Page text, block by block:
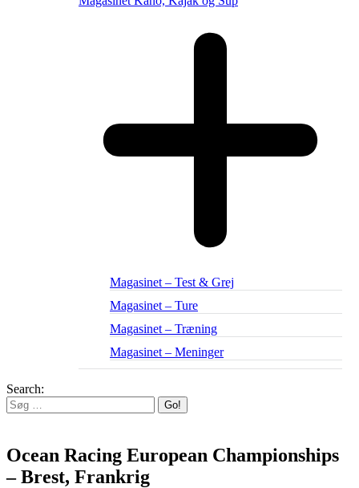
Magasinet – Test & Grej
Magasinet – Ture
Magasinet – Træning
Magasinet – Meninger
Search:
Ocean Racing European Championships
– Brest, Frankrig